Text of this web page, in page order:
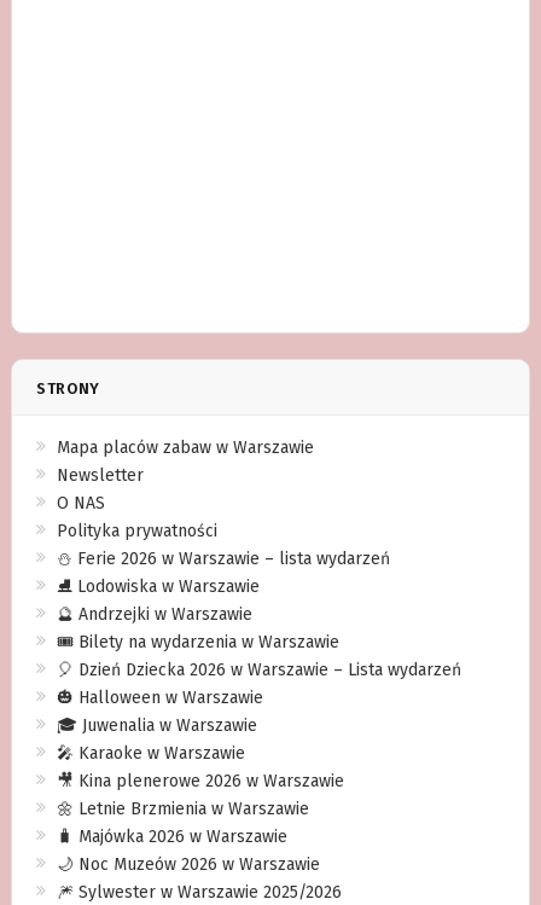
STRONY
Mapa placów zabaw w Warszawie
Newsletter
O NAS
Polityka prywatności
⛄️ Ferie 2026 w Warszawie – lista wydarzeń
⛸ Lodowiska w Warszawie
🔮 Andrzejki w Warszawie
🎟️ Bilety na wydarzenia w Warszawie
🎈 Dzień Dziecka 2026 w Warszawie – Lista wydarzeń
🎃 Halloween w Warszawie
🎓 Juwenalia w Warszawie
🎤 Karaoke w Warszawie
🎥 Kina plenerowe 2026 w Warszawie
🌼 Letnie Brzmienia w Warszawie
🧳 Majówka 2026 w Warszawie
🌙 Noc Muzeów 2026 w Warszawie
🎆 Sylwester w Warszawie 2025/2026